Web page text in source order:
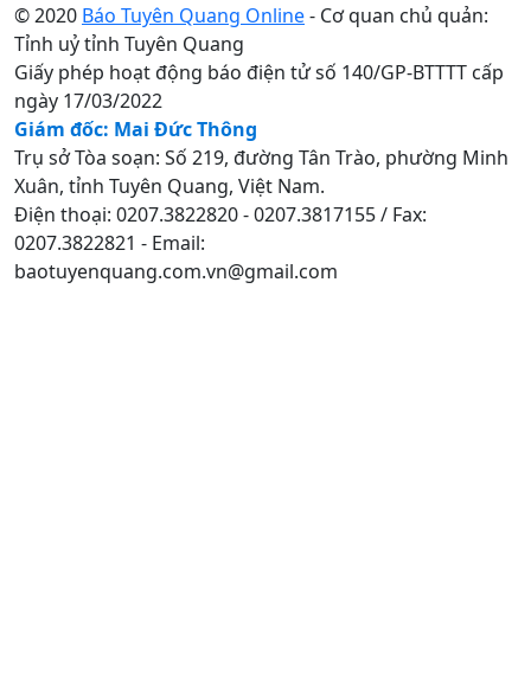
© 2020 Báo Tuyên Quang Online- Cơ quan chủ quản:
Tỉnh uỷ tỉnh Tuyên Quang
Giấy phép hoạt động báo điện tử số 140/GP-BTTTT cấp
ngày 17/03/2022
Giám đốc: Mai Đức Thông
Trụ sở Tòa soạn: Số 219, đường Tân Trào, phường Minh
Xuân, tỉnh Tuyên Quang, Việt Nam.
Điện thoại: 0207.3822820 - 0207.3817155 / Fax:
0207.3822821 - Email:
baotuyenquang.com.vn@gmail.com